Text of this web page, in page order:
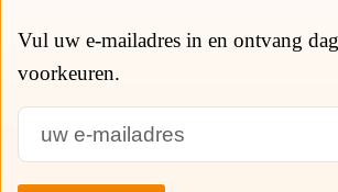
Vul uw e-mailadres in en ontvang
voorkeuren.